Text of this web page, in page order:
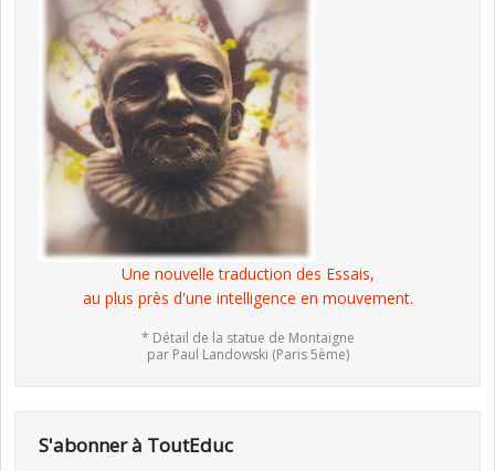
Une nouvelle traduction des Essais,
au plus près d'une intelligence en mouvement.
* Détail de la statue de Montaigne
par Paul Landowski (Paris 5ème)
S'abonner à ToutEduc